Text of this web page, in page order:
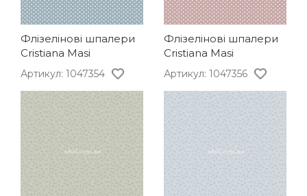
Флізелінові шпалери
Cristiana Masi
Артикул: 1047354
Флізелінові шпалери
Cristiana Masi
Артикул: 1047356